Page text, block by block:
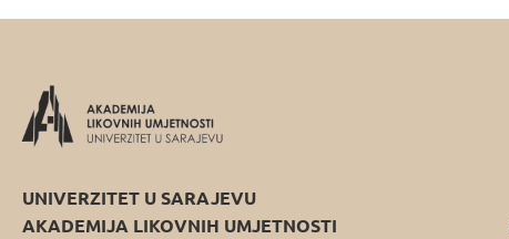
UNIVERZITET U SARAJEVU
AKADEMIJA LIKOVNIH UMJETNOSTI